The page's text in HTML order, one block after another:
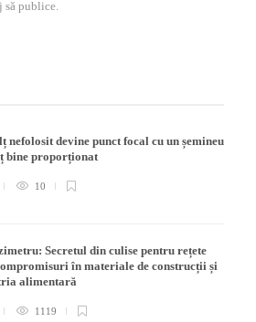
să publice.
nefolosit devine punct focal cu un șemineu
bine proporționat
10
Secretul din culise pentru rețete
în materiale de construcții și
alimentară
1119